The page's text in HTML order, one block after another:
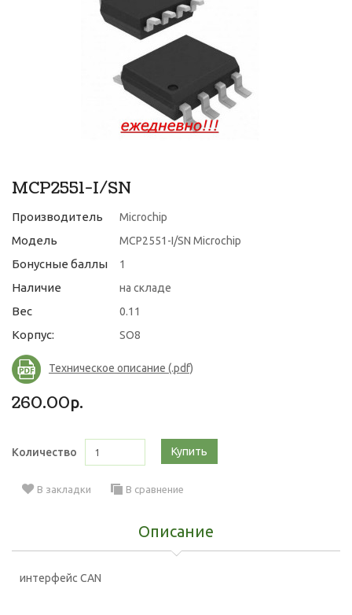
MCP2551-I/SN
Производитель Microchip
Модель MCP2551-I/SN Microchip
Бонусные баллы 1
Наличие на складе
Вес 0.11
Корпус: SO8
Техническое описание (.pdf)
260.00р.
Количество Купить
В закладки В сравнение
Описание
интерфейс CAN